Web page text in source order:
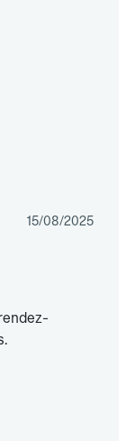
15/08/2025